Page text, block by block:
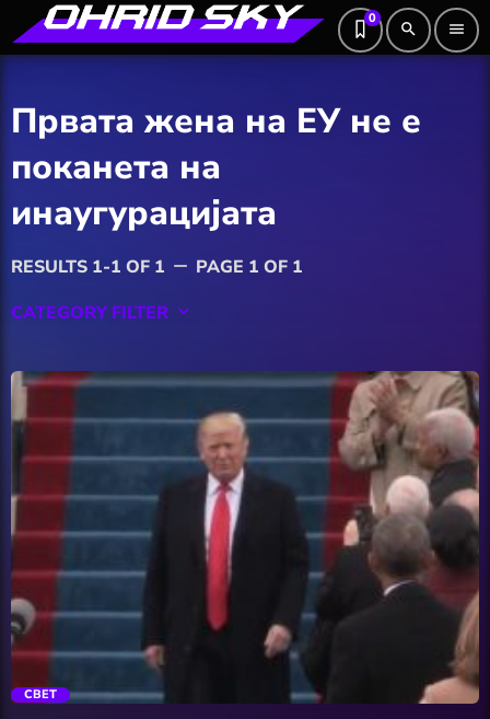
0
search menu
Првата жена на ЕУ не е
поканета на
инаугурацијата
RESULTS 1-1 OF 1 remove PAGE 1 OF 1
CATEGORY FILTER keyboard_arrow_down
Hobby
Wellness
Балкан
СВЕТ